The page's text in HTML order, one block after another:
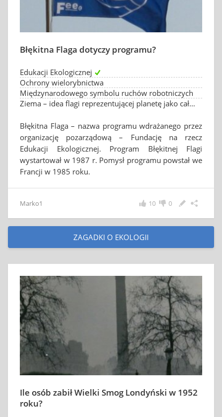
Błękitna Flaga dotyczy programu?
Edukacji Ekologicznej
Ochrony wielorybnictwa
Międzynarodowego symbolu ruchów robotniczych
Ziema – idea flagi reprezentującej planetę jako całość
Błękitna Flaga – nazwa programu wdrażanego przez
organizację pozarządową – Fundację na rzecz
Edukacji Ekologicznej. Program Błękitnej Flagi
wystartował w 1987 r. Pomysł programu powstał we
Francji w 1985 roku.
Marko1 0
10
ZAGADKI O EKOLOGII
Ile osób zabił Wielki Smog Londyński w 1952
roku?